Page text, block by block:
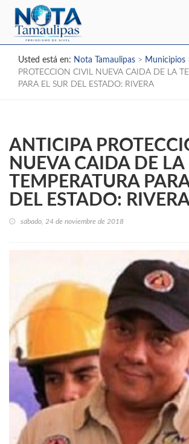
Usted está en: Nota Tamaulipas > Municipios
PROTECCION CIVIL NUEVA CAIDA DE LA
PARA EL SUR DEL ESTADO: RIVERA
ANTICIPA
NUEVA CAIDA DE LA
TEMPERATURA
DEL ESTADO:
sábado, 24 de noviembre de 2018